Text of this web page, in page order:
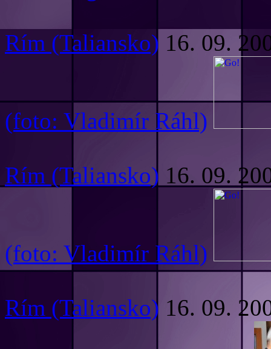
Rím (Taliansko) 16. 09.
(foto: Vladimír Ráhl)
Rím (Taliansko) 16. 09.
(foto: Vladimír Ráhl)
Rím (Taliansko) 16. 09.